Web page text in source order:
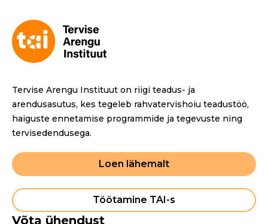
Tervise Arengu Instituut on riigi teadus- ja
arendusasutus, kes tegeleb rahvatervishoiu teadustöö,
haiguste ennetamise programmide ja tegevuste ning
tervisedendusega.
Loen lähemalt
Töötamine TAI-s
Võta ühendust